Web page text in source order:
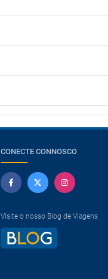
CONECTE CONNOSCO
Visite o nosso Blog de Viagens